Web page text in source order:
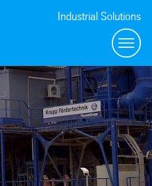
Industrial Solutions
menu